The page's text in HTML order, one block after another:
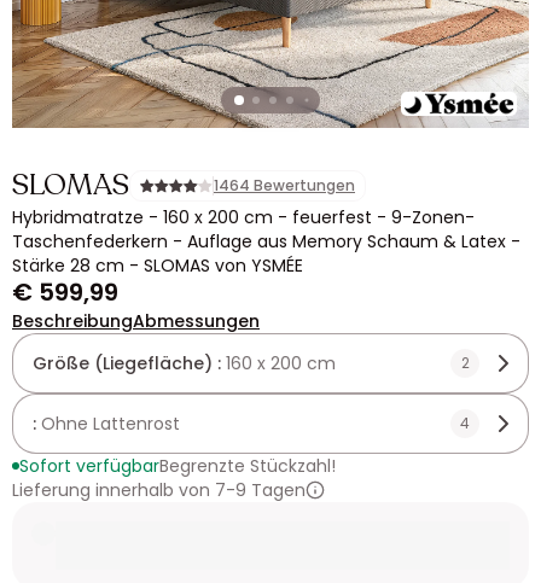
SLOMAS 1464 Bewertungen
Hybridmatratze - 160 x 200 cm - feuerfest - 9-Zonen-
Taschenfederkern - Auflage aus Memory Schaum & Latex -
Stärke 28 cm - SLOMAS von YSMÉE
€ 599,99
BeschreibungAbmessungen
Größe (Liegefläche) : 160 x 200 cm 2
: Ohne Lattenrost 4
Sofort verfügbarBegrenzte Stückzahl!
Lieferung innerhalb von 7-9 Tagen